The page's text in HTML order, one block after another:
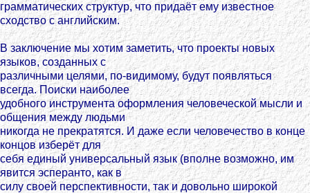
грамматических структур, что придаёт ему известное
сходство с английским.
В заключение мы хотим заметить, что проекты новых
языков, созданных с
различными целями, по-видимому, будут появляться
всегда. Поиски наиболее
удобного инструмента оформления человеческой мысли и
общения между людьми
никогда не прекратятся. И даже если человечество в конце
концов изберёт для
себя единый универсальный язык (вполне возможно, им
явится эсперанто, как в
силу своей перспективности, так и довольно широкой